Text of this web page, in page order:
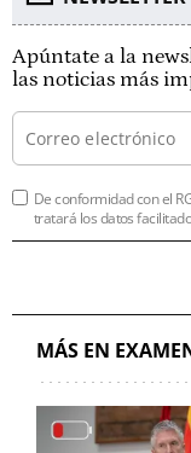
Apúntate a la
las noticias más
De conformidad con el
tratará los datos
MÁS EN